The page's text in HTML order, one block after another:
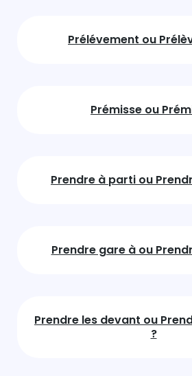
Prélévement ou
Prémisse ou
Prendre à parti ou
Prendre gare à ou
Prendre les devant ou
?